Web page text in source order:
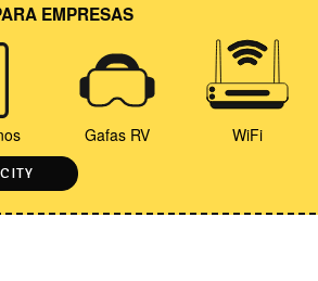
EMPRESAS
Gafas RV WiFi